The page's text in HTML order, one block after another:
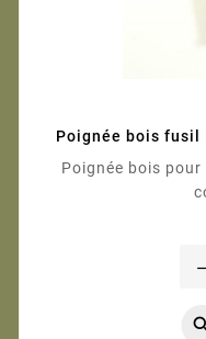
Poignée bois fusil
Poignée bois pour le fusil
remove